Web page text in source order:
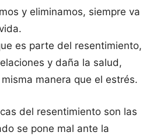
y eliminamos, siempre va
es parte del resentimiento,
y daña la salud,
manera que el estrés.
del resentimiento son las
se pone mal ante la